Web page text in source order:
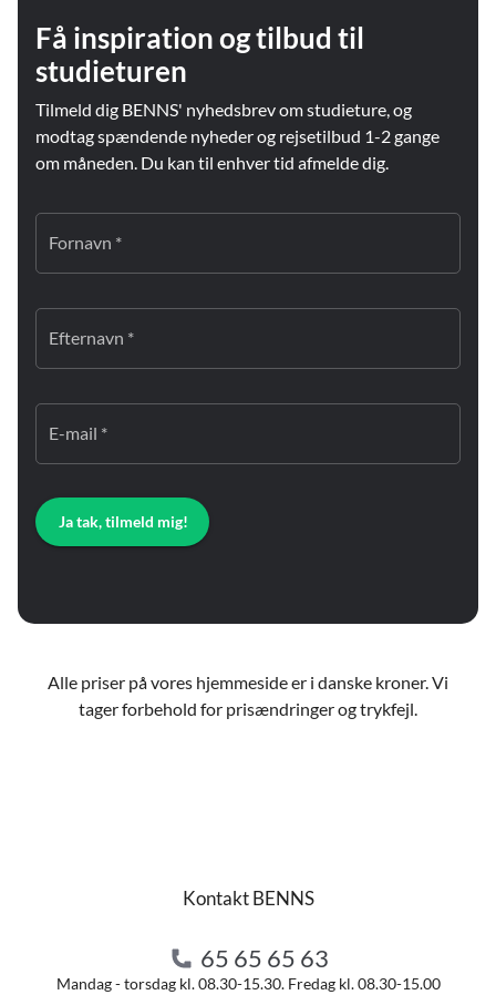
Få inspiration og tilbud til
studieturen
Tilmeld dig BENNS' nyhedsbrev om studieture, og
modtag spændende nyheder og rejsetilbud 1-2 gange
om måneden. Du kan til enhver tid afmelde dig.
Fornavn *
Efternavn *
E-mail *
Ja tak, tilmeld mig!
Alle priser på vores hjemmeside er i danske kroner. Vi
tager forbehold for prisændringer og trykfejl.
Kontakt BENNS
65 65 65 63
Mandag - torsdag kl. 08.30-15.30. Fredag kl. 08.30-15.00